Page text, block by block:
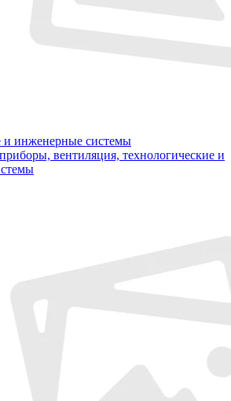
и инженерные системы
вентиляция, технологические и